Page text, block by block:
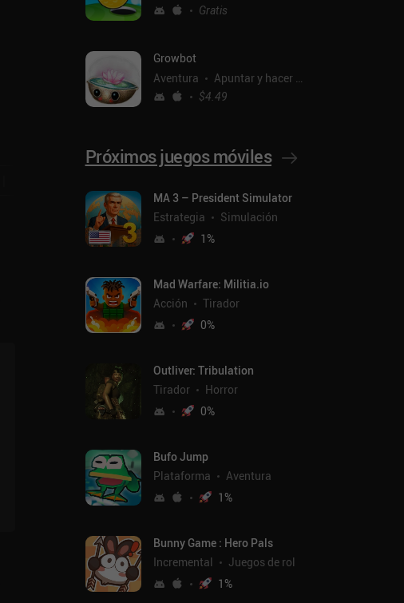
Gratis
Growbot
Aventura
Apuntar y hacer clic
$4.49
Próximos juegos móviles
MA 3 – President Simulator
Estrategia
Simulación
1%
Mad Warfare: Militia.io
Acción
Tirador
0%
Outliver: Tribulation
Tirador
Horror
0%
Bufo Jump
Plataforma
Aventura
1%
Bunny Game : Hero Pals
Incremental
Juegos de rol
1%